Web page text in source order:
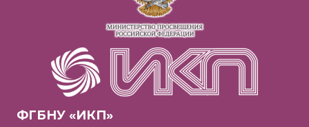
ФГБНУ «ИКП»